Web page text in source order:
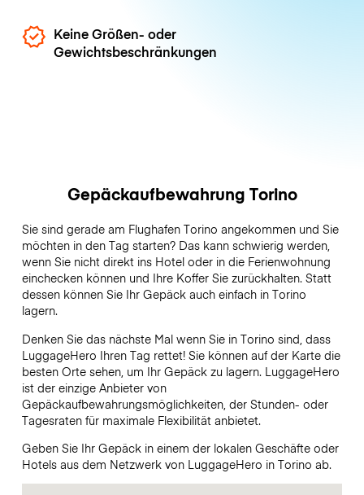
Keine Größen- oder
Gewichtsbeschränkungen
Gepäckaufbewahrung Torino
Sie sind gerade am Flughafen Torino angekommen und Sie
möchten in den Tag starten? Das kann schwierig werden,
wenn Sie nicht direkt ins Hotel oder in die Ferienwohnung
einchecken können und Ihre Koffer Sie zurückhalten. Statt
dessen können Sie Ihr Gepäck auch einfach in Torino
lagern.
Denken Sie das nächste Mal wenn Sie in Torino sind, dass
LuggageHero Ihren Tag rettet! Sie können auf der Karte die
besten Orte sehen, um Ihr Gepäck zu lagern. LuggageHero
ist der einzige Anbieter von
Gepäckaufbewahrungsmöglichkeiten, der Stunden- oder
Tagesraten für maximale Flexibilität anbietet.
Geben Sie Ihr Gepäck in einem der lokalen Geschäfte oder
Hotels aus dem Netzwerk von LuggageHero in Torino ab.